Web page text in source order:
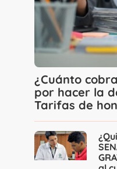
¿Cuánto
por hacer la
Tarifas de